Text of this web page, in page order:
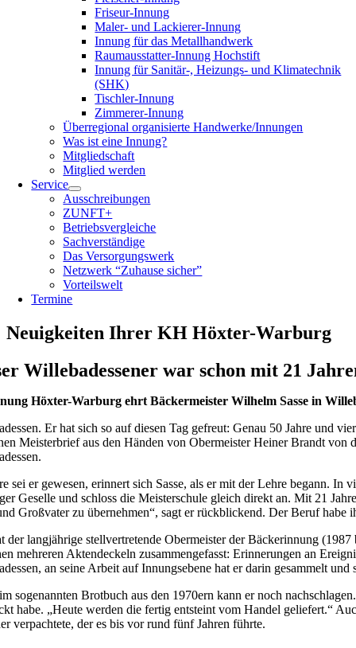
Friseur-Innung
Maler- und Lackierer-Innung
Innung für das Metallhandwerk
Raumausstatter-Innung Hochstift
Innung für Sanitär-, Heizungs- und Klimatechnik
(SHK)
Tischler-Innung
Zimmerer-Innung
Überregional organisierte Handwerke/Innungen
Was ist eine Innung?
Mitgliedschaft
Mitglied werden
Service
Ausschreibungen
ZUNFT+
Betriebsvergleiche
Sachverständige
Das Versorgungswerk
Netzwerk “Zuhause sicher”
Vorteilswelt
Termine
Neuigkeiten Ihrer KH Höxter-Warburg
Willebadessener war schon mit 21
Höxter-Warburg ehrt Bäckermeister Wilhelm Sasse in
Er hat sich so auf diesen Tag gefreut: Genau 50 Jahre und
Meisterbrief aus den Händen von Obermeister Heiner Brandt
sei er gewesen, erinnert sich Sasse, als er mit der Lehre begann.
Geselle und schloss die Meisterschule gleich direkt an. Mit 21
Großvater zu übernehmen“, sagt er rückblickend. Der Beruf
der langjährige stellvertretende Obermeister der Bäckerinnung
mehreren Aktendeckeln zusammengefasst: Erinnerungen an
an seine Arbeit auf Innungsebene hat er darin gesammelt
sogenannten Brotbuch aus den 1970ern kann er noch
habe. „Heute werden die fertig entsteint vom Handel geliefert.“
verpachtete, der es bis vor rund fünf Jahren führte.